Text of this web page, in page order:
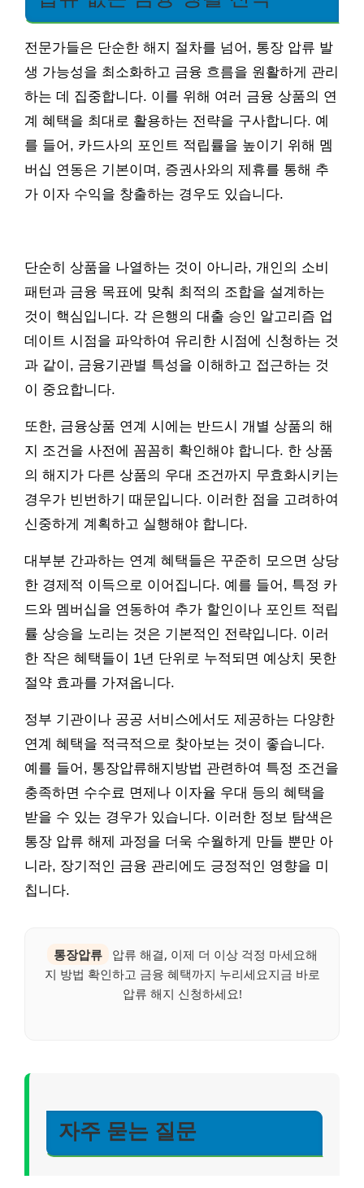
전문가들은 단순한 해지 절차를 넘어, 통장 압류 발
생 가능성을 최소화하고 금융 흐름을 원활하게 관리
하는 데 집중합니다. 이를 위해 여러 금융 상품의 연
계 혜택을 최대로 활용하는 전략을 구사합니다. 예
를 들어, 카드사의 포인트 적립률을 높이기 위해 멤
버십 연동은 기본이며, 증권사와의 제휴를 통해 추
가 이자 수익을 창출하는 경우도 있습니다.
단순히 상품을 나열하는 것이 아니라, 개인의 소비
패턴과 금융 목표에 맞춰 최적의 조합을 설계하는
것이 핵심입니다. 각 은행의 대출 승인 알고리즘 업
데이트 시점을 파악하여 유리한 시점에 신청하는 것
과 같이, 금융기관별 특성을 이해하고 접근하는 것
이 중요합니다.
또한, 금융상품 연계 시에는 반드시 개별 상품의 해
지 조건을 사전에 꼼꼼히 확인해야 합니다. 한 상품
의 해지가 다른 상품의 우대 조건까지 무효화시키는
경우가 빈번하기 때문입니다. 이러한 점을 고려하여
신중하게 계획하고 실행해야 합니다.
대부분 간과하는 연계 혜택들은 꾸준히 모으면 상당
한 경제적 이득으로 이어집니다. 예를 들어, 특정 카
드와 멤버십을 연동하여 추가 할인이나 포인트 적립
률 상승을 노리는 것은 기본적인 전략입니다. 이러
한 작은 혜택들이 1년 단위로 누적되면 예상치 못한
절약 효과를 가져옵니다.
정부 기관이나 공공 서비스에서도 제공하는 다양한
연계 혜택을 적극적으로 찾아보는 것이 좋습니다.
예를 들어, 통장압류해지방법 관련하여 특정 조건을
충족하면 수수료 면제나 이자율 우대 등의 혜택을
받을 수 있는 경우가 있습니다. 이러한 정보 탐색은
통장 압류 해제 과정을 더욱 수월하게 만들 뿐만 아
니라, 장기적인 금융 관리에도 긍정적인 영향을 미
칩니다.
통장압류
압류 해결, 이제 더 이상 걱정 마세요해
지 방법 확인하고 금융 혜택까지 누리세요지금 바로
압류 해지 신청하세요!
자주 묻는 질문